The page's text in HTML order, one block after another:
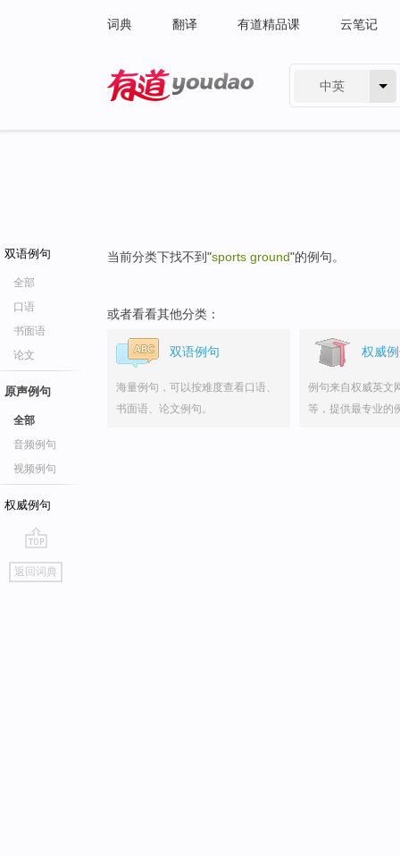
词典 翻译 有道精品课 云笔记
中英
双语例句
全部
口语
书面语
论文
原声例句
全部
音频例句
视频例句
权威例句
go
top
返回词典
当前分类下找不到"sports ground"的例句。
或者看看其他分类：
双语例句
海量例句，可以按难度查看口语、
书面语、论文例句。
权威
例句来自权威英文
等，提供最专业的